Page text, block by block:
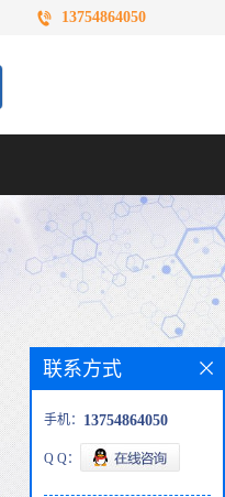
13754864050
联系方式
手机： 13754864050
Q Q：